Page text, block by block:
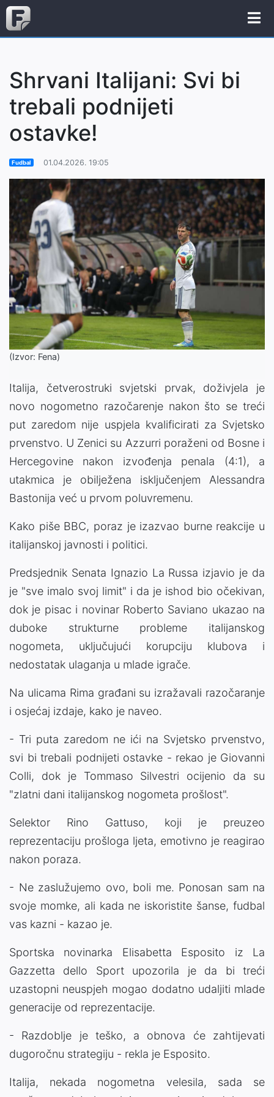
Shrvani Italijani: Svi bi
trebali podnijeti
ostavke!
Fudbal 01.04.2026. 19:05
(Izvor: Fena)
Italija, četverostruki svjetski prvak, doživjela je
novo nogometno razočarenje nakon što se treći
put zaredom nije uspjela kvalificirati za Svjetsko
prvenstvo. U Zenici su Azzurri poraženi od Bosne i
Hercegovine nakon izvođenja penala (4:1), a
utakmica je obilježena isključenjem Alessandra
Bastonija već u prvom poluvremenu.
Kako piše BBC, poraz je izazvao burne reakcije u
italijanskoj javnosti i politici.
Predsjednik Senata Ignazio La Russa izjavio je da
je "sve imalo svoj limit" i da je ishod bio očekivan,
dok je pisac i novinar Roberto Saviano ukazao na
duboke strukturne probleme italijanskog
nogometa, uključujući korupciju klubova i
nedostatak ulaganja u mlade igrače.
Na ulicama Rima građani su izražavali razočaranje
i osjećaj izdaje, kako je naveo.
- Tri puta zaredom ne ići na Svjetsko prvenstvo,
svi bi trebali podnijeti ostavke - rekao je Giovanni
Colli, dok je Tommaso Silvestri ocijenio da su
"zlatni dani italijanskog nogometa prošlost".
Selektor Rino Gattuso, koji je preuzeo
reprezentaciju prošloga ljeta, emotivno je reagirao
nakon poraza.
- Ne zaslužujemo ovo, boli me. Ponosan sam na
svoje momke, ali kada ne iskoristite šanse, fudbal
vas kazni - kazao je.
Sportska novinarka Elisabetta Esposito iz La
Gazzetta dello Sport upozorila je da bi treći
uzastopni neuspjeh mogao dodatno udaljiti mlade
generacije od reprezentacije.
- Razdoblje je teško, a obnova će zahtijevati
dugoročnu strategiju - rekla je Esposito.
Italija, nekada nogometna velesila, sada se